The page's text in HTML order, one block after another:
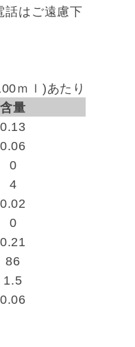
はご遠慮下
ｍｌ)あたり
含量
0.13
0.06
0
4
0.02
0
0.21
86
1.5
0.06